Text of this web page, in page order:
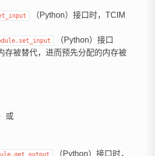
（Python）接口时，TCIM
（Python）接口
存被替代，进而预先分配的内存被
或
（Python）接口时，